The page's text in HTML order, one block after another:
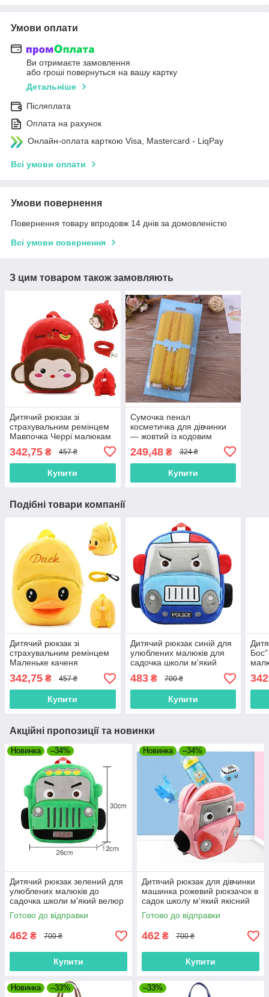
Умови оплати
Ви отримаєте замовлення
або гроші повернуться на вашу картку
Детальніше
Післяплата
Оплата на рахунок
Онлайн-оплата карткою Visa, Mastercard - LiqPay
Всі умови оплати
Умови повернення
Повернення товару впродовж 14 днів за домовленістю
Всі умови повернення
З цим товаром також замовляють
Дитячий рюкзак зі
страхувальним ремінцем
Мавпочка Черрі малюкам
садка м'який велюр
унісекс
342,75 ₴ 457 ₴
Купити
Сумочка пенал
косметичка для дівчинки
— жовтий із кодовим
замком непромокальний 2
відділення з паролем
249,48₴ 324 ₴
Купити
Подібні товари компанії
Дитячий рюкзак зі
страхувальним ремінцем
Маленьке каченя
малюкам жовте мале для
садка м'який велюр
унісекс
342,75 ₴ 457 ₴
Купити
Дитячий рюкзак синій для
улюблених малюків для
садочка школи м'який
велюр машинка "Поліція"
маленький унісекс
483₴ 700 ₴
Купити
для
Акційні пропозиції та новинки
Новинка –34%
Дитячий рюкзак зелений для
улюблених малюків до
садочка школи м'який велюр
машинка Джип маленький
унісекс
Готово до відправки
462 ₴ 700 ₴
Купити
Новинка –34%
Дитячий рюкзак для дівчинки
машинка рожевий рюкзачок в
садок школу м'який якісний
велюр улюбленим малюкам
Готово до відправки
462 ₴ 700 ₴
Купити
Новинка –33% –33%